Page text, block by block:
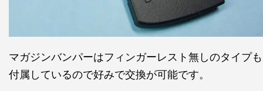
マガジンバンパーはフィンガーレスト無しのタイプも
付属しているので好みで交換が可能です。